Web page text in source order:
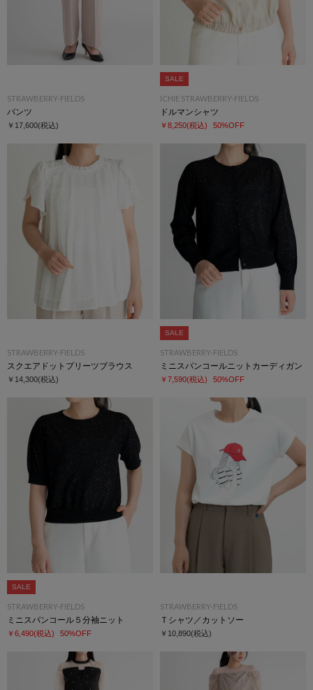
STRAWBERRY-FIELDS
パンツ
￥17,600(税込)
SALE
ICHIE STRAWBERRY-FIELDS
ドルマンシャツ
￥8,250(税込) 50%OFF
STRAWBERRY-FIELDS
スクエアドットプリーツブラウス
￥14,300(税込)
SALE
STRAWBERRY-FIELDS
ミニスパンコールニットカーディガン
￥7,590(税込) 50%OFF
SALE
STRAWBERRY-FIELDS
ミニスパンコール５分袖ニット
￥6,490(税込) 50%OFF
STRAWBERRY-FIELDS
Ｔシャツ／カットソー
￥10,890(税込)